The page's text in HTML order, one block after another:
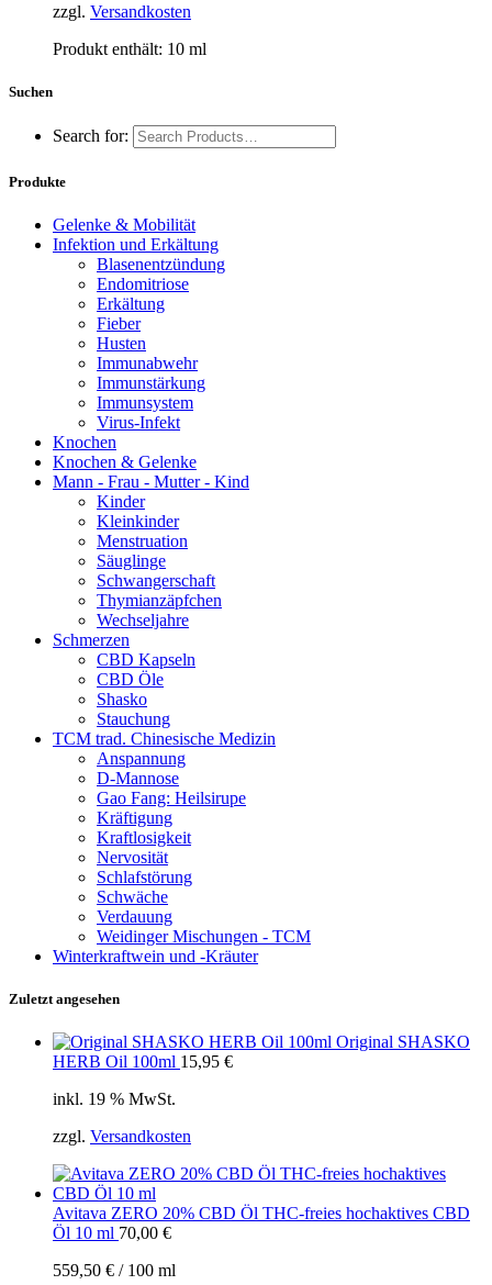
zzgl. Versandkosten
Produkt enthält: 10 ml
Suchen
Search for:
Produkte
Gelenke & Mobilität
Infektion und Erkältung
Blasenentzündung
Endomitriose
Erkältung
Fieber
Husten
Immunabwehr
Immunstärkung
Immunsystem
Virus-Infekt
Knochen
Knochen & Gelenke
Mann - Frau - Mutter - Kind
Kinder
Kleinkinder
Menstruation
Säuglinge
Schwangerschaft
Thymianzäpfchen
Wechseljahre
Schmerzen
CBD Kapseln
CBD Öle
Shasko
Stauchung
TCM trad. Chinesische Medizin
Anspannung
D-Mannose
Gao Fang: Heilsirupe
Kräftigung
Kraftlosigkeit
Nervosität
Schlafstörung
Schwäche
Verdauung
Weidinger Mischungen - TCM
Winterkraftwein und -Kräuter
Zuletzt angesehen
Original SHASKO
HERB Oil 100ml 15,95 €
inkl. 19 % MwSt.
zzgl. Versandkosten
Avitava ZERO 20% CBD Öl THC-freies hochaktives CBD
Öl 10 ml 70,00 €
559,50 € / 100 ml